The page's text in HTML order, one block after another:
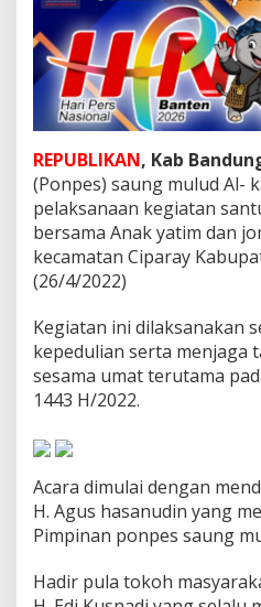
B
u
k
b
e
r
B
e
r
s
a
m
a
A
k
Y
a
t
n
J
m
o
REPUBLIKAN, Kab
(Ponpes) saung mulud Al-
pelaksanaan kegiatan
bersama Anak yatim dan
kecamatan Ciparay
(26/4/2022)
Kegiatan ini dilaksanakan
kepedulian serta menjaga
sesama umat terutama
1443 H/2022.
Acara dimulai dengan
H. Agus hasanudin yang
Pimpinan ponpes saung
Hadir pula tokoh